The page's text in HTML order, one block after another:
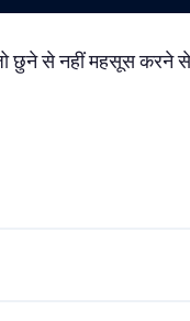
छुने से नहीं महसूस करने